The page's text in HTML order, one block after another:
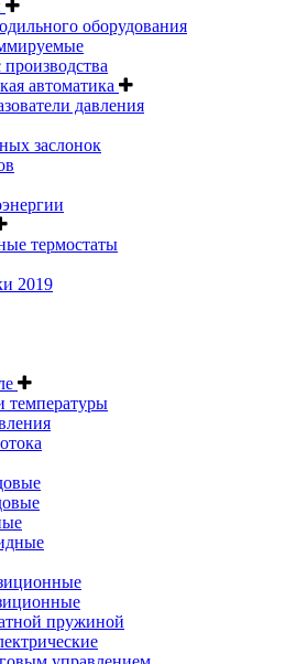
оборудования
автоматика
давления
заслонок
термостаты
2019
температуры
пружиной